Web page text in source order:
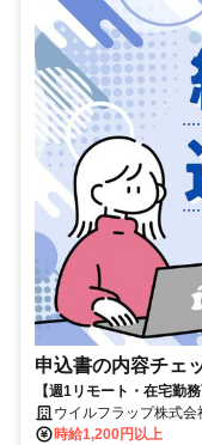
申込書の内容チェ
【週1リモート・在宅勤
性活躍中★ 既存顧客への
ウイルフラップ株式会
時給1,200円以上